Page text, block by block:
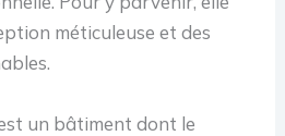
méticuleuse et des
un bâtiment dont le